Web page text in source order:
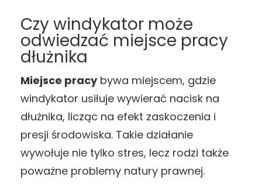
Czy windykator może
odwiedzać miejsce pracy
dłużnika
Miejsce pracybywa miejscem, gdzie
windykator usiłuje wywierać nacisk na
dłużnika, licząc na efekt zaskoczenia i
presji środowiska. Takie działanie
wywołuje nie tylko stres, lecz rodzi także
poważne problemy natury prawnej.